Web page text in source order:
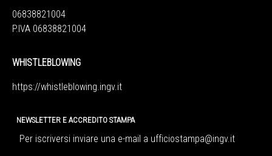
06838821004
P.IVA 06838821004
WHISTLEBLOWING
https://whistleblowing.ingv. it
NEWSLETTER E ACCREDITO STAMPA
Per iscriversi inviare una e-mail a ufficiostampa@ingv.it